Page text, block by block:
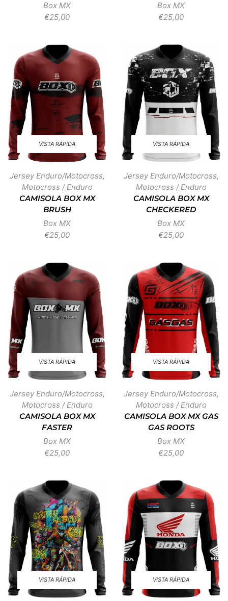
Box MX
€25,00
Box MX
€25,00
VISTA RÁPIDA
Jersey Enduro/Motocross,
Motocross / Enduro
CAMISOLA BOX MX
BRUSH
Box MX
€25,00
VISTA RÁPIDA
Jersey Enduro/Motocross,
Motocross / Enduro
CAMISOLA BOX MX
CHECKERED
Box MX
€25,00
VISTA RÁPIDA
Jersey Enduro/Motocross,
Motocross / Enduro
CAMISOLA BOX MX
FASTER
Box MX
€25,00
VISTA RÁPIDA
Jersey Enduro/Motocross,
Motocross / Enduro
CAMISOLA BOX MX GAS
GAS ROOTS
Box MX
€25,00
VISTA RÁPIDA VISTA RÁPIDA